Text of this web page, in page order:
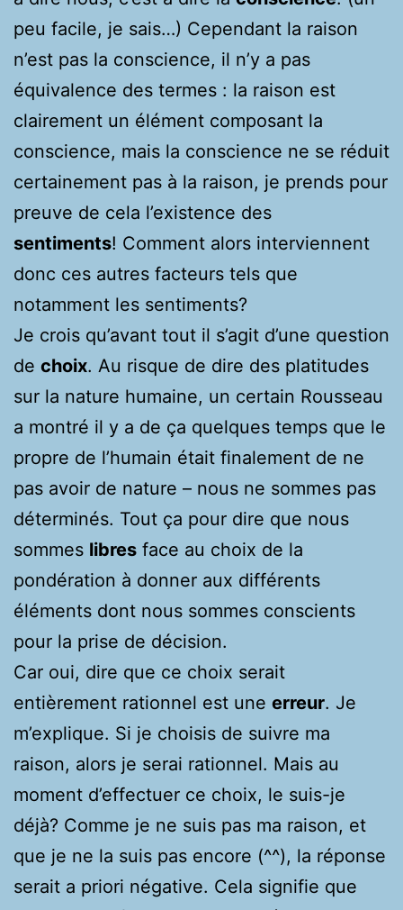
peu facile, je sais…) Cependant la raison
n’est pas la conscience, il n’y a pas
équivalence des termes : la raison est
clairement un élément composant la
conscience, mais la conscience ne se réduit
certainement pas à la raison, je prends pour
preuve de cela l’existence des
sentiments! Comment alors interviennent
donc ces autres facteurs tels que
notamment les sentiments?
Je crois qu’avant tout il s’agit d’une question
de choix. Au risque de dire des platitudes
sur la nature humaine, un certain Rousseau
a montré il y a de ça quelques temps que le
propre de l’humain était finalement de ne
pas avoir de nature – nous ne sommes pas
déterminés. Tout ça pour dire que nous
sommes libres face au choix de la
pondération à donner aux différents
éléments dont nous sommes conscients
pour la prise de décision.
Car oui, dire que ce choix serait
entièrement rationnel est une erreur. Je
m’explique. Si je choisis de suivre ma
raison, alors je serai rationnel. Mais au
moment d’effectuer ce choix, le suis-je
déjà? Comme je ne suis pas ma raison, et
que je ne la suis pas encore (^^), la réponse
serait a priori négative. Cela signifie que